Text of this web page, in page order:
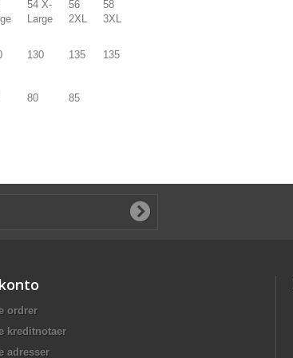
54 X-
Large
56
2XL
58
3XL
130 135 135
80 85
ordrer
kreditnotaer
adresser